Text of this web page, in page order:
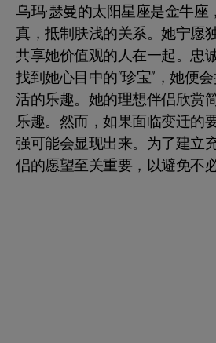
乌玛·瑟曼的太阳星座是金牛座
真，抵制肤浅的关系。她宁愿
共享她价值观的人在一起。忠
找到她心目中的“珍宝”，她便
活的乐趣。她的理想伴侣欣赏
乐趣。然而，如果面临变迁的
强可能会显现出来。为了建立
侣的愿望至关重要，以避免不